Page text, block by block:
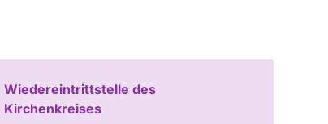
Wiedereintrittstelle des
Kirchenkreises